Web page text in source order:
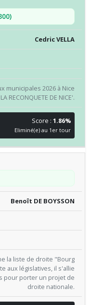
Cedric VELLA
municipales 2026 à Nice
RECONQUETE DE NICE'.
Score :1.86%
Eliminé(e) au 1er tour
Benoît DE BOYSSON
la liste de droite "Bourg
aux législatives, il s'allie
pour porter un projet de
droite nationale.